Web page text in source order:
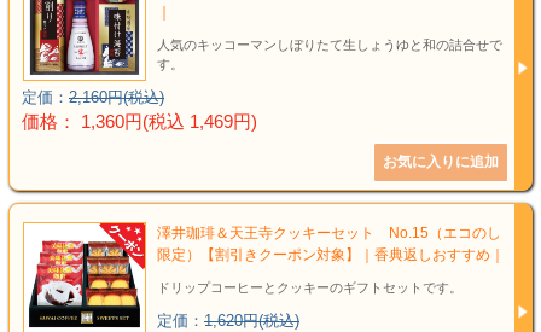
人気のキッコーマンしぼりたて生しょうゆと和の詰合せで
す。
定価： 2,160円(税込)
価格： 1,360円(税込 1,469円)
澤井珈琲＆天王寺クッキーセット No.15（エコのし
限定）【割引きクーポン対象】｜香典返しおすすめ｜
ドリップコーヒーとクッキーのギフトセットです。
定価： 1,620円(税込)